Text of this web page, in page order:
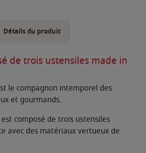
Détails du produit
de trois ustensiles made in
le compagnon intemporel des
et gourmands.
composé de trois ustensiles
avec des matériaux vertueux de